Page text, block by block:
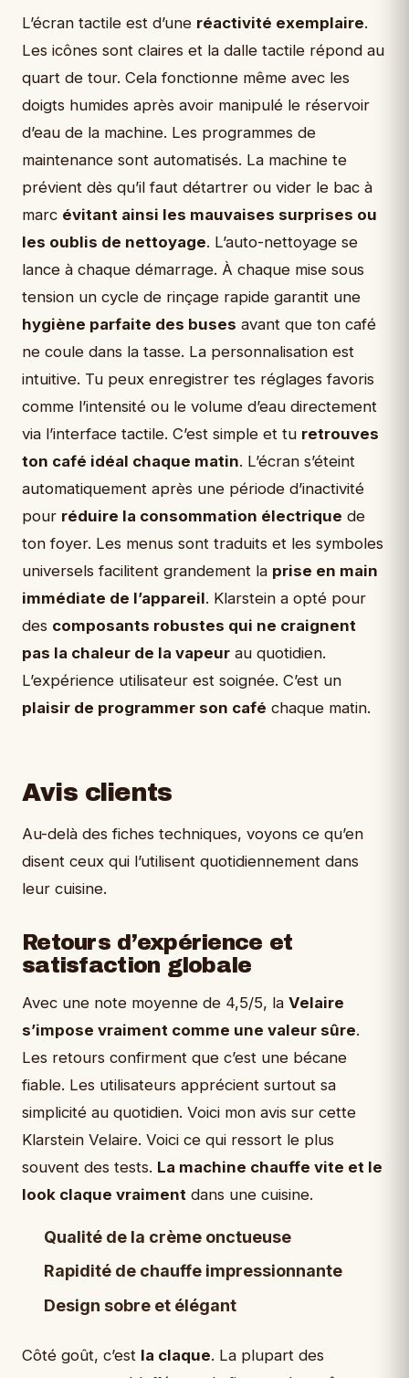
L’écran tactile est d’une réactivité exemplaire.
Les icônes sont claires et la dalle tactile répond au
quart de tour. Cela fonctionne même avec les
doigts humides après avoir manipulé le réservoir
d’eau de la machine. Les programmes de
maintenance sont automatisés. La machine te
prévient dès qu’il faut détartrer ou vider le bac à
marc évitant ainsi les mauvaises surprises ou
les oublis de nettoyage. L’auto-nettoyage se
lance à chaque démarrage. À chaque mise sous
tension un cycle de rinçage rapide garantit une
hygiène parfaite des buses avant que ton café
ne coule dans la tasse. La personnalisation est
intuitive. Tu peux enregistrer tes réglages favoris
comme l’intensité ou le volume d’eau directement
via l’interface tactile. C’est simple et tu retrouves
ton café idéal chaque matin. L’écran s’éteint
automatiquement après une période d’inactivité
pour réduire la consommation électrique de
ton foyer. Les menus sont traduits et les symboles
universels facilitent grandement la prise en main
immédiate de l’appareil. Klarstein a opté pour
des composants robustes qui ne craignent
pas la chaleur de la vapeur au quotidien.
L’expérience utilisateur est soignée. C’est un
plaisir de programmer son café chaque matin.
Avis clients
Au-delà des fiches techniques, voyons ce qu’en
disent ceux qui l’utilisent quotidiennement dans
leur cuisine.
Retours d’expérience et
satisfaction globale
Avec une note moyenne de 4,5/5, la Velaire
s’impose vraiment comme une valeur sûre.
Les retours confirment que c’est une bécane
fiable. Les utilisateurs apprécient surtout sa
simplicité au quotidien. Voici mon avis sur cette
Klarstein Velaire. Voici ce qui ressort le plus
souvent des tests. La machine chauffe vite et le
look claque vraiment dans une cuisine.
Qualité de la crème onctueuse
Rapidité de chauffe impressionnante
Design sobre et élégant
Côté goût, c’est la claque. La plupart des